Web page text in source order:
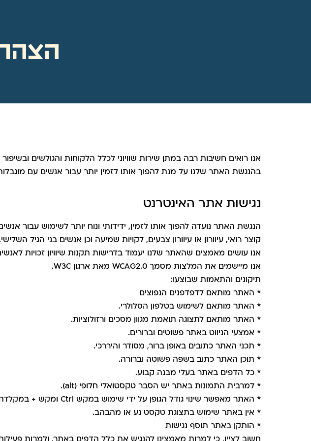
אנו רואים חשיבות רבה במתן שירות שוויוני לכלל הלקוחות והגולשים
בהנגשת האתר שלנו על מנת להפוך אותו לזמין יותר עבור אנשים עם
נגישות אתר האינטרנט
הנגשת האתר נועדה להפוך אותו לזמין, ידידותי ונוח יותר לשימוש עבור
קוצר רואי, עיוורון או עיוורון צבעים, לקויות שמיעה וכן אנשים בני הגיל
אנו מיישמים את המלצות מסמך WCAG2.0 מאת ארגון W3C.
תיקונים והתאמות שבוצעו:
* האתר מותאם לדפדפנים הנפוצים
* האתר מותאם לשימוש בטלפון הסלולרי.
* האתר מותאם לתצוגה תואמת מגוון מסכים ורזולוציות.
* אמצעי הניווט באתר פשוטים וברורים.
* תכני האתר כתובים באופן ברור, מסודר והיררכי.
* תוכן האתר כתוב בשפה פשוטה וברורה.
* כל הדפים באתר בעלי מבנה קבוע.
* למרבית התמונות באתר יש הסבר טקסטואלי חלופי (alt).
* האתר מאפשר שינוי גודל הגופן על ידי שימוש במקש Ctrl ומקש + במקלדת
* אין באתר שימוש בתצוגת טקסט נע או מהבהב.
* הותקן באתר תוסף נגישות